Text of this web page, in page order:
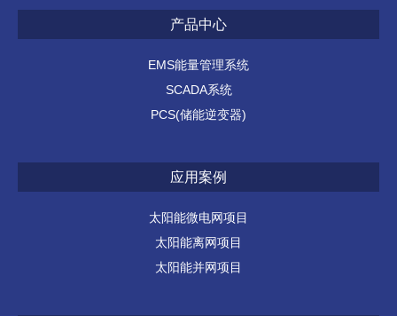
产品中心
EMS能量管理系统
SCADA系统
PCS(储能逆变器)
应用案例
太阳能微电网项目
太阳能离网项目
太阳能并网项目